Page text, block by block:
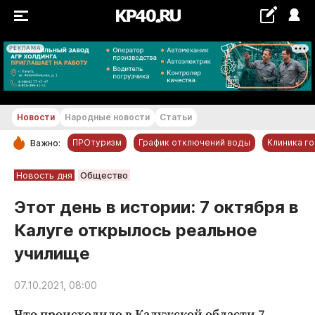
РЕКЛАМА
+24...+25 °С
РУБРИКИ
Новости компаний
Статьи
Народные новости
Авто и транспорт
Новости Народные новости Статьи
Важно: ПРОтуризм График отключений воды Клиника
Новость дня Общество
Этот день в истории: 7 октября в
Калуге открылось реальное
училище
07.10.2021, 08:00